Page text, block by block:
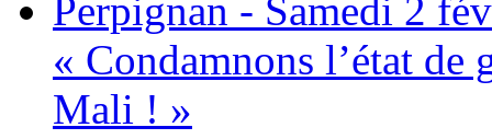
Perpignan - Samedi 2
« Condamnons l’état de
Mali ! »